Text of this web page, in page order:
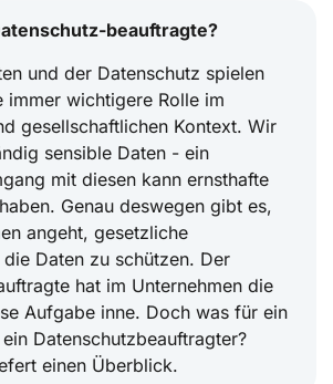
beauftragte?
und der Datenschutz spielen
immer wichtigere Rolle im
gesellschaftlichen Kontext. Wir
sensible Daten - ein
mit diesen kann ernsthafte
Genau deswegen gibt es,
angeht, gesetzliche
Daten zu schützen. Der
hat im Unternehmen die
Aufgabe inne. Doch was für ein
Datenschutzbeauftragter?
einen Überblick.